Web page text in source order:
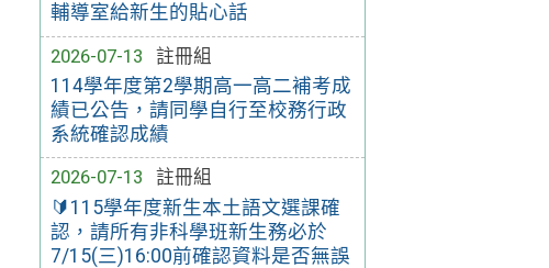
輔導室給新生的貼心話
2026-07-13
註冊組
114學年度第2學期高一高二補考成
績已公告，請同學自行至校務行政
系統確認成績
2026-07-13
註冊組
🔰115學年度新生本土語文選課確
認，請所有非科學班新生務必於
7/15(三)16:00前確認資料是否無誤